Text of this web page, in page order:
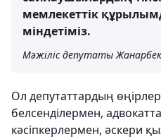
мемлекеттік
міндетіміз.
Мәжіліс депутаты
Ол депутаттардың
белсенділермен,
кәсіпкерлермен, әскери